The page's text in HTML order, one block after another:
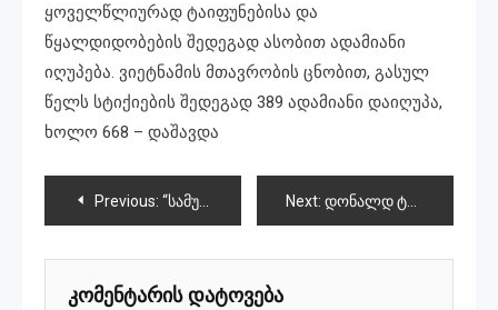
ყოველწლიურად ტაიფუნებისა და
წყალდიდობების შედეგად ასობით ადამიანი
იღუპება. ვიეტნამის მთავრობის ცნობით, გასულ
წელს სტიქიების შედეგად 389 ადამიანი დაიღუპა,
ხოლო 668 – დაშავდა
პოსტის
ნავიგაცია
Previous: “სამუდამოდ ხომ არ მეთხოვებოდა იმ ფარნით?”-“დედა” Next: დონალდ ტრამპზე თავდასხმა აღმაშფოთებელია
კომენტარის დატოვება